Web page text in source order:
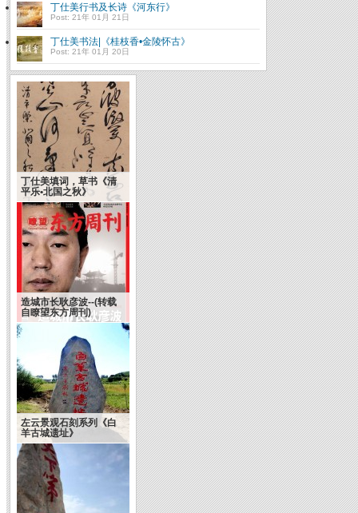
丁仕美行书及长诗《河东行》
Post: 21年 01月 21日
丁仕美书法|《桂枝香•金陵怀古》
Post: 21年 01月 20日
丁仕美填词，草书《清
平乐•北国之秋》
造城市长耿彦波--(转载
自瞭望东方周刊)
左云景观石刻系列《白
羊古城遗址》